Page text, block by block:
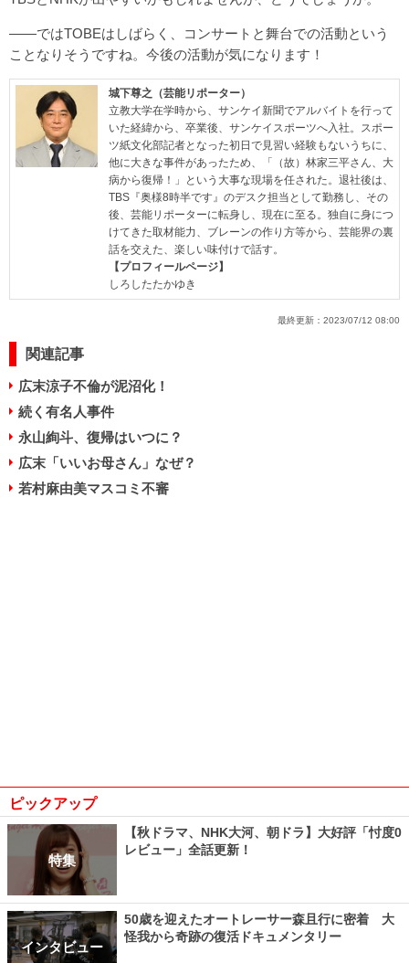
――ではTOBEはしばらく、コンサートと舞台での活動という
ことなりそうですね。今後の活動が気になります！
城下尊之（芸能リポーター）
立教大学在学時から、サンケイ新聞でアルバイトを行って
いた経緯から、卒業後、サンケイスポーツへ入社。スポー
ツ紙文化部記者となった初日で見習い経験もないうちに、
他に大きな事件があったため、「（故）林家三平さん、大
病から復帰！」という大事な現場を任された。退社後は、
TBS『奥様8時半です』のデスク担当として勤務し、その
後、芸能リポーターに転身し、現在に至る。独自に身につ
けてきた取材能力、ブレーンの作り方等から、芸能界の裏
話を交えた、楽しい味付けで話す。
【プロフィールページ】
しろしたたかゆき
最終更新： 2023/07/12 08:00
関連記事
広末涼子不倫が泥沼化！
続く有名人事件
永山絢斗、復帰はいつに？
広末「いいお母さん」なぜ？
若村麻由美マスコミ不審
ピックアップ
特集
【秋ドラマ、NHK大河、朝ドラ】大好評「忖度0
レビュー」全話更新！
インタビュー
50歳を迎えたオートレーサー森且行に密着 大
怪我から奇跡の復活ドキュメンタリー